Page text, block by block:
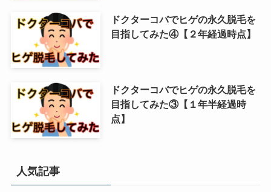
ドクターコバでヒゲの永久脱毛を
目指してみた④【２年経過時点】
ドクターコバでヒゲの永久脱毛を
目指してみた③【１年半経過時
点】
人気記事